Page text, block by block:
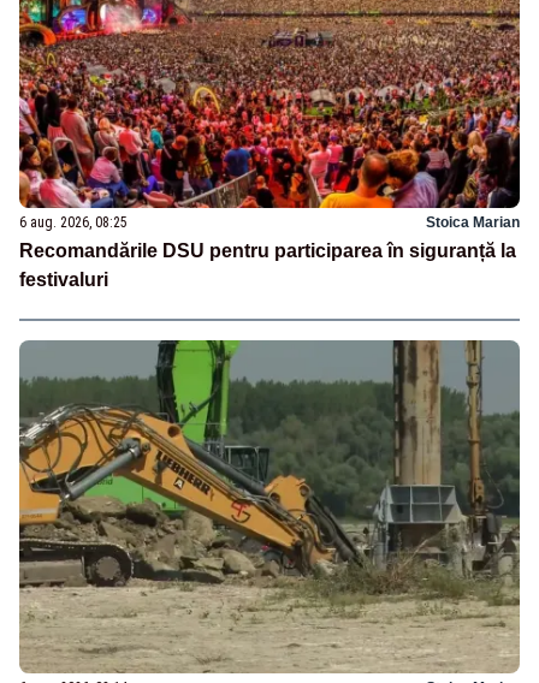
6 aug. 2026, 08:25 Stoica Marian
Recomandările DSU pentru participarea în siguranță la
festivaluri